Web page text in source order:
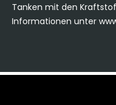
Tanken mit den
Informationen unter